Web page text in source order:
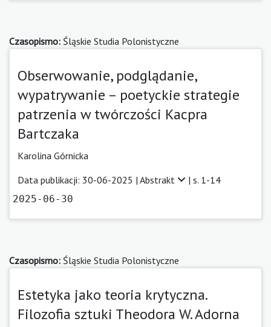
Czasopismo: Śląskie Studia Polonistyczne
Obserwowanie, podglądanie,
wypatrywanie – poetyckie strategie
patrzenia w twórczości Kacpra
Bartczaka
Karolina Górnicka
Data publikacji: 30-06-2025 | Abstrakt | s. 1-14
2025-06-30
Czasopismo: Śląskie Studia Polonistyczne
Estetyka jako teoria krytyczna.
Filozofia sztuki Theodora W. Adorna